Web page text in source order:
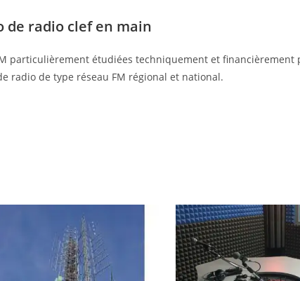
de radio clef en main
particulièrement étudiées techniquement et
radio de type réseau FM régional et national.